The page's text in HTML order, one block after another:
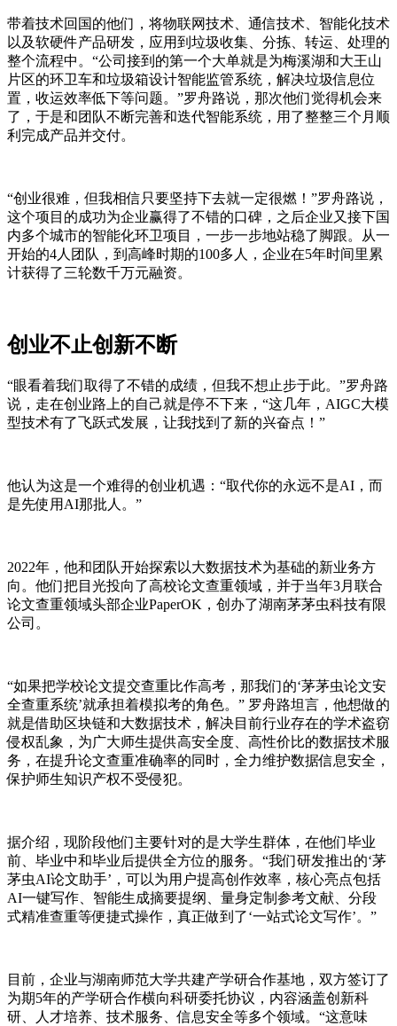
带着技术回国的他们，将物联网技术、通信技术、智能化技术
以及软硬件产品研发，应用到垃圾收集、分拣、转运、处理的
整个流程中。“公司接到的第一个大单就是为梅溪湖和大王山
片区的环卫车和垃圾箱设计智能监管系统，解决垃圾信息位
置，收运效率低下等问题。”罗舟路说，那次他们觉得机会来
了，于是和团队不断完善和迭代智能系统，用了整整三个月顺
利完成产品并交付。
“创业很难，但我相信只要坚持下去就一定很燃！”罗舟路说，
这个项目的成功为企业赢得了不错的口碑，之后企业又接下国
内多个城市的智能化环卫项目，一步一步地站稳了脚跟。从一
开始的4人团队，到高峰时期的100多人，企业在5年时间里累
计获得了三轮数千万元融资。
创业不止创新不断
“眼看着我们取得了不错的成绩，但我不想止步于此。”罗舟路
说，走在创业路上的自己就是停不下来，“这几年，AIGC大模
型技术有了飞跃式发展，让我找到了新的兴奋点！”
他认为这是一个难得的创业机遇：“取代你的永远不是AI，而
是先使用AI那批人。”
2022年，他和团队开始探索以大数据技术为基础的新业务方
向。他们把目光投向了高校论文查重领域，并于当年3月联合
论文查重领域头部企业PaperOK，创办了湖南茅茅虫科技有限
公司。
“如果把学校论文提交查重比作高考，那我们的‘茅茅虫论文安
全查重系统’就承担着模拟考的角色。” 罗舟路坦言，他想做的
就是借助区块链和大数据技术，解决目前行业存在的学术盗窃
侵权乱象，为广大师生提供高安全度、高性价比的数据技术服
务，在提升论文查重准确率的同时，全力维护数据信息安全，
保护师生知识产权不受侵犯。
据介绍，现阶段他们主要针对的是大学生群体，在他们毕业
前、毕业中和毕业后提供全方位的服务。“我们研发推出的‘茅
茅虫AI论文助手’，可以为用户提高创作效率，核心亮点包括
AI一键写作、智能生成摘要提纲、量身定制参考文献、分段
式精准查重等便捷式操作，真正做到了‘一站式论文写作’。”
目前，企业与湖南师范大学共建产学研合作基地，双方签订了
为期5年的产学研合作横向科研委托协议，内容涵盖创新科
研、人才培养、技术服务、信息安全等多个领域。“这意味